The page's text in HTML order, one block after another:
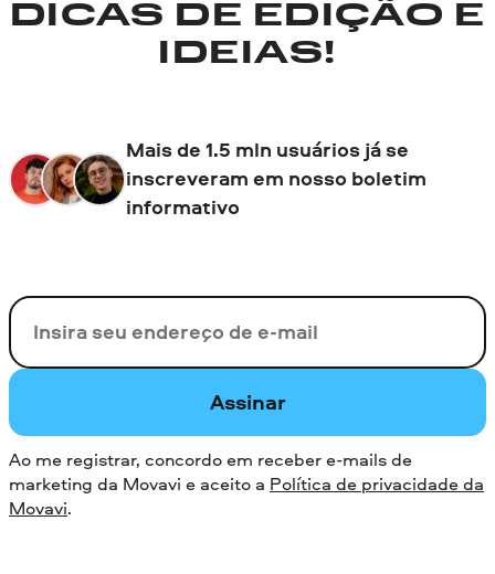
DICAS DE EDIÇÃO E
IDEIAS!
Mais de 1.5 mln usuários já se
inscreveram em nosso boletim
informativo
Seu e-mail
Assinar
Ao me registrar, concordo em receber e-mails de
marketing da Movavi e aceito a Política de privacidade da
Movavi.